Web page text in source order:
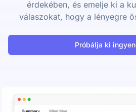
érdekében, és emelje ki a
válaszokat, hogy a lényegre
Próbálja ki